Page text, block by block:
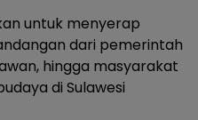
untuk menyerap
dari pemerintah
hingga masyarakat
di Sulawesi